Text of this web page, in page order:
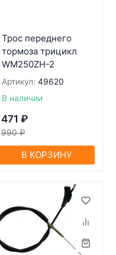
Трос переднего
тормозa трицикл
WM250ZH-2
Артикул: 49620
В наличии
471 ₽
990 ₽
В КОРЗИНУ